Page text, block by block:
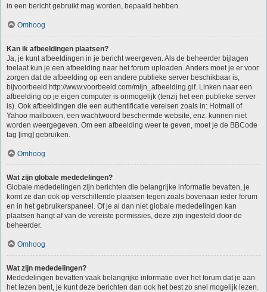
in een bericht gebruikt mag worden, bepaald hebben.
Omhoog
Kan ik afbeeldingen plaatsen?
Ja, je kunt afbeeldingen in je bericht weergeven. Als de beheerder bijlagen
toelaat kun je een afbeelding naar het forum uploaden. Anders moet je er voor
zorgen dat de afbeelding op een andere publieke server beschikbaar is,
bijvoorbeeld http://www.voorbeeld.com/mijn_afbeelding.gif. Linken naar een
afbeelding op je eigen computer is onmogelijk (tenzij het een publieke server
is). Ook afbeeldingen die een authentificatie vereisen zoals in: Hotmail of
Yahoo mailboxen, een wachtwoord beschermde website, enz. kunnen niet
worden weergegeven. Om een afbeelding weer te geven, moet je de BBCode
tag [img] gebruiken.
Omhoog
Wat zijn globale mededelingen?
Globale mededelingen zijn berichten die belangrijke informatie bevatten, je
komt ze dan ook op verschillende plaatsen tegen zoals bovenaan ieder forum
en in het gebruikerspaneel. Of je al dan niet globale mededelingen kan
plaatsen hangt af van de vereiste permissies, deze zijn ingesteld door de
beheerder.
Omhoog
Wat zijn mededelingen?
Mededelingen bevatten vaak belangrijke informatie over het forum dat je aan
het lezen bent, je kunt deze berichten dan ook het best zo snel mogelijk lezen.